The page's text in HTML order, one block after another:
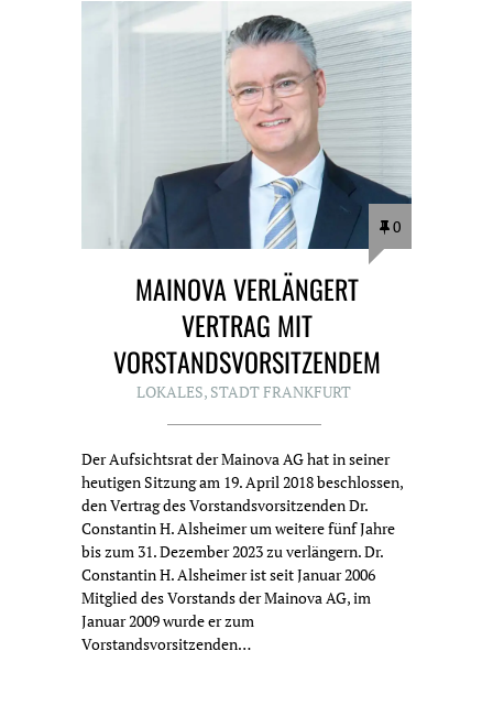
0
MAINOVA VERLÄNGERT
VERTRAG MIT
VORSTANDSVORSITZENDEM
LOKALES, STADT FRANKFURT
Der Aufsichtsrat der Mainova AG hat in seiner
heutigen Sitzung am 19. April 2018 beschlossen,
den Vertrag des Vorstandsvorsitzenden Dr.
Constantin H. Alsheimer um weitere fünf Jahre
bis zum 31. Dezember 2023 zu verlängern. Dr.
Constantin H. Alsheimer ist seit Januar 2006
Mitglied des Vorstands der Mainova AG, im
Januar 2009 wurde er zum
Vorstandsvorsitzenden…